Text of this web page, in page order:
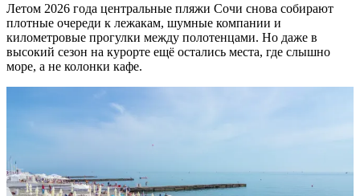
Летом 2026 года центральные пляжи Сочи снова собирают
плотные очереди к лежакам, шумные компании и
километровые прогулки между полотенцами. Но даже в
высокий сезон на курорте ещё остались места, где слышно
море, а не колонки кафе.